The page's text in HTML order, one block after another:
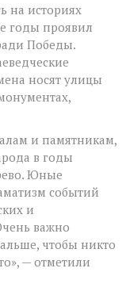
на историях
годы проявил
Победы.
носят улицы
и памятникам,
в годы
Юные
событий
и
важно
чтобы никто
— отметили